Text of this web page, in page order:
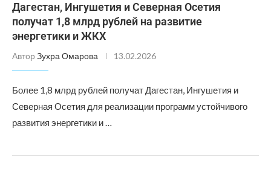
Дагестан, Ингушетия и Северная Осетия
получат 1,8 млрд рублей на развитие
энергетики и ЖКХ
Автор Зухра Омарова 13.02.2026
Более 1,8 млрд рублей получат Дагестан, Ингушетия и
Северная Осетия для реализации программ устойчивого
развития энергетики и …